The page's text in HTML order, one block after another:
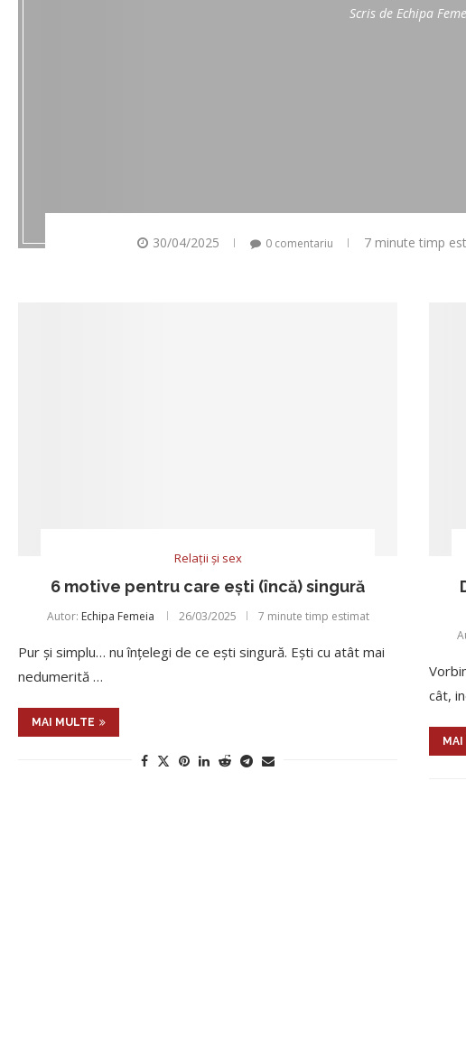
Scris de Echipa
30/04/2025 0 comentariu 7 minute timp
Relații și sex
6 motive pentru care eşti (încă) singură
Autor: Echipa Femeia 26/03/2025 7 minute timp estimat
Pur şi simplu… nu înţelegi de ce eşti singură. Eşti cu atât mai
nedumerită …
MAI MULTE
cât,
MAI